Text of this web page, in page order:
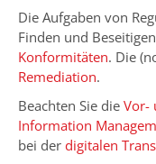
Die Aufgaben von
Finden und
Konformitäten. Die
Remediation.
Beachten Sie die Vor-
Information
bei der digitalen